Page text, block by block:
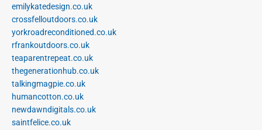
emilykatedesign.co.uk
crossfelloutdoors.co.uk
yorkroadreconditioned.co.uk
rfrankoutdoors.co.uk
teaparentrepeat.co.uk
thegenerationhub.co.uk
talkingmagpie.co.uk
humancotton.co.uk
newdawndigitals.co.uk
saintfelice.co.uk